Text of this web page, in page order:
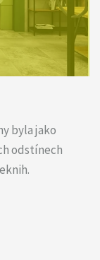
byla jako
odstínech